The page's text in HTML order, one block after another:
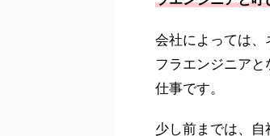
会社によっては
フラエンジニア
仕事です。
少し前までは、